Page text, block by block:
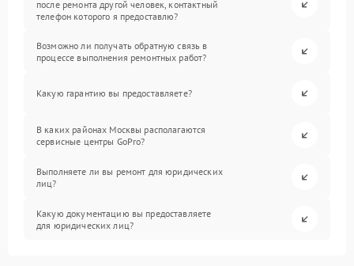
после ремонта другой человек, контактный
телефон которого я предоставлю?
Возможно ли получать обратную связь в
процессе выполнения ремонтных работ?
Какую гарантию вы предоставляете?
В каких районах Москвы располагаются
сервисные центры GoPro?
Выполняете ли вы ремонт для юридических
лиц?
Какую документацию вы предоставляете
для юридических лиц?